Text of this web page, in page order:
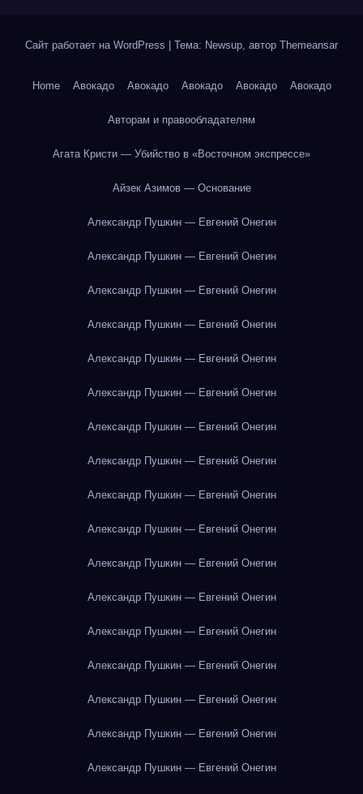
Сайт работает на WordPress | Тема: Newsup, автор Themeansar
Home Авокадо Авокадо Авокадо Авокадо Авокадо
Авторам и правообладателям
Агата Кристи — Убийство в «Восточном экспрессе»
Айзек Азимов — Основание
Александр Пушкин — Евгений Онегин
Александр Пушкин — Евгений Онегин
Александр Пушкин — Евгений Онегин
Александр Пушкин — Евгений Онегин
Александр Пушкин — Евгений Онегин
Александр Пушкин — Евгений Онегин
Александр Пушкин — Евгений Онегин
Александр Пушкин — Евгений Онегин
Александр Пушкин — Евгений Онегин
Александр Пушкин — Евгений Онегин
Александр Пушкин — Евгений Онегин
Александр Пушкин — Евгений Онегин
Александр Пушкин — Евгений Онегин
Александр Пушкин — Евгений Онегин
Александр Пушкин — Евгений Онегин
Александр Пушкин — Евгений Онегин
Александр Пушкин — Евгений Онегин